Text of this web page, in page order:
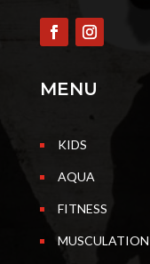
MENU
KIDS
AQUA
FITNESS
MUSCULATION